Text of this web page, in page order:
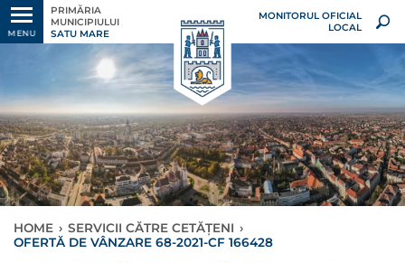
MENU
PRIMĂRIA
MUNICIPIULUI
SATU MARE
MONITORUL OFICIAL
LOCAL
HOME › SERVICII CĂTRE CETĂȚENI ›
OFERTĂ DE VÂNZARE 68-2021-CF 166428